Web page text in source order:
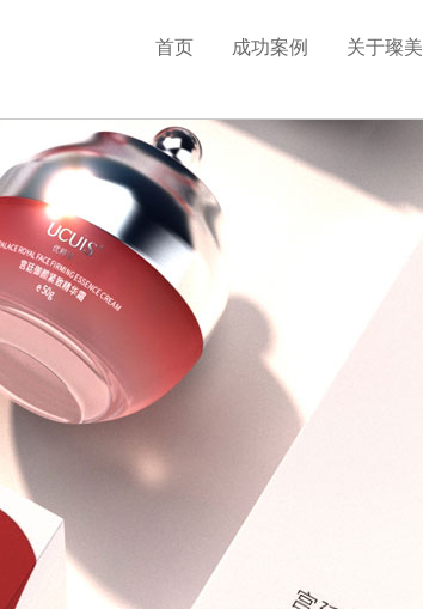
首页 成功案例
包装设计
店面设计
电商设计
广告视频设计
网站设计
画册设计
关于璨美